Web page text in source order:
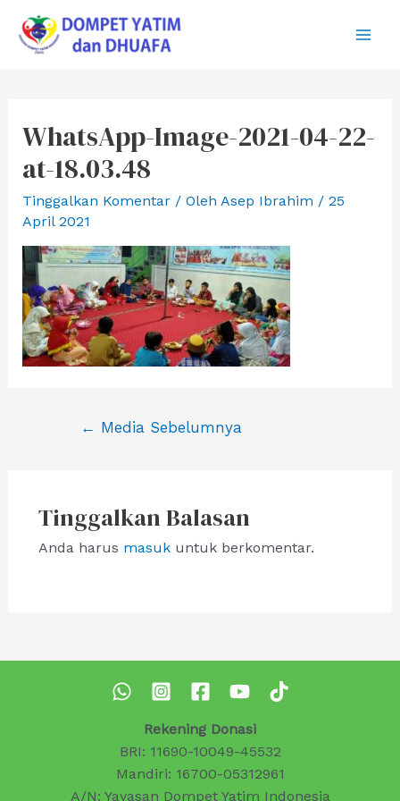
konten
WhatsApp-Image-2021-04-22-
at-18.03.48
Tinggalkan Komentar / Oleh Asep Ibrahim / 25
April 2021
Navigasi
← Media Sebelumnya
Tinggalkan Balasan
Anda harus masukuntuk berkomentar.
Rekening Donasi
BRI: 11690-10049-45532
Mandiri: 16700-05312961
A/N: Yayasan Dompet Yatim Indonesia